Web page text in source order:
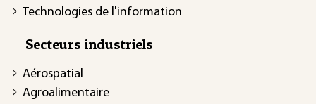
Technologies de l'information
Secteurs industriels
Aérospatial
Agroalimentaire